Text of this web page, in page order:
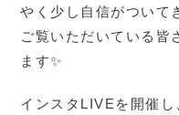
やく少し自信がついて
ご覧いただいている皆
ます✨
インスタLIVEを開催